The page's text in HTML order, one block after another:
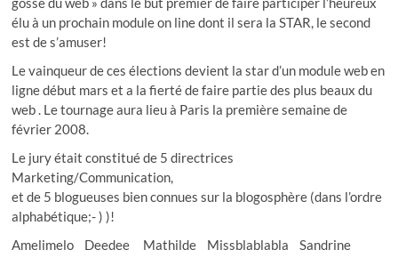
élu à un prochain module on line dont il sera la STAR, le second
est de s’amuser!
Le vainqueur de ces élections devient la star d’un module web en
ligne début mars et a la fierté de faire partie des plus beaux du
web . Le tournage aura lieu à Paris la première semaine de
février 2008.
Le jury était constitué de 5 directrices
Marketing/Communication,
et de 5 blogueuses bien connues sur la blogosphère (dans l’ordre
alphabétique;- ) )!
Amelimelo Deedee Mathilde Missblablabla Sandrine